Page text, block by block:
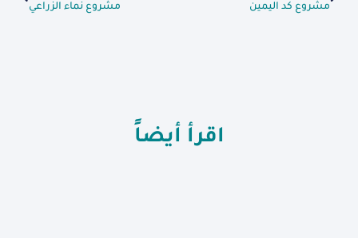
مشروع كد اليمين
مشروع نماء الزراعي
اقرأ أيضاً